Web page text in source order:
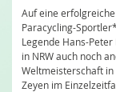
Auf eine
Paracycling-
Legende Hans-
in NRW auch noch
Weltmeisterschaft in
Zeyen im